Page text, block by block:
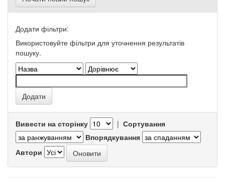
Додати фільтри:
Використовуйте фільтри для уточнення результатів
пошуку.
Вивести на сторінку | Сортування
Впорядкування
Автори